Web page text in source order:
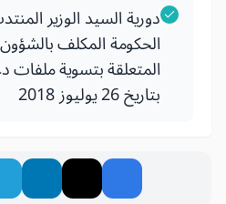
دورية السيد الوزير
الحكومة المكلف
بتاريخ 26 يوليوز 2018